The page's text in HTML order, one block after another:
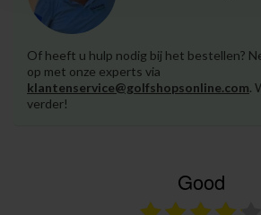
Of heeft u hulp nodig bij het bestellen?
op met onze experts via
klantenservice@golfshopsonline.com.
verder!
Good